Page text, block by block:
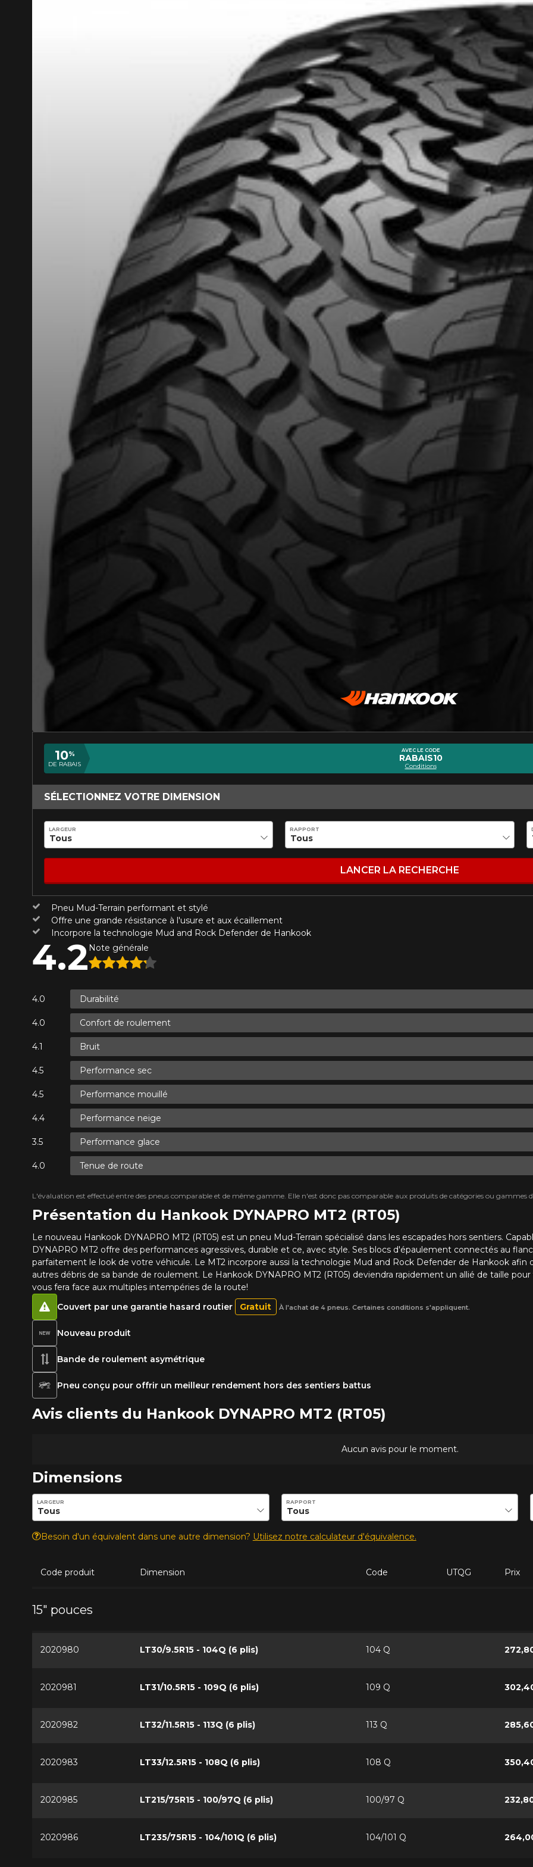
Pneu Mud-Terrain performant et stylé
Offre une grande résistance à l'usure et aux écaillement
Incorpore la technologie Mud and Rock Defender de Hankook
Présentation du Hankook DYNAPRO MT2 (RT05)
Le nouveau Hankook DYNAPRO MT2 (RT05) est un pneu Mud-Terrain spécialisé dans les escapades hors sentiers.
DYNAPRO MT2 offre des performances agressives, durable et ce, avec style. Ses blocs d'épaulement connectés au
parfaitement le look de votre véhicule. Le MT2 incorpore aussi la technologie Mud and Rock Defender de Hankook
autres débris de sa bande de roulement. Le Hankook DYNAPRO MT2 (RT05) deviendra rapidement un allié de taille
vous fera face aux multiples intempéries de la route!
10%
DE RABAIS
AVEC LE CODE
RABAIS10
Conditions
SÉLECTIONNEZ VOTRE DIMENSION
LARGEUR RAPPORT
LANCER LA RECHERCHE
4.2 Note générale
Durabilité
Confort de roulement
Bruit
Performance sec
Performance mouillé
Performance neige
Performance glace
Tenue de route
L'évaluation est effectué entre des pneus comparable et de même gamme. Elle n'est donc pas comparable aux produits de catégories ou gammes
Nouveau produit
Bande de roulement asymétrique
Couvert par une garantie hasard routier Gratuit À l'achat de 4 pneus. Certaines conditions s'appliquent.
Pneu conçu pour offrir un meilleur rendement hors des sentiers battus
Avis clients du Hankook DYNAPRO MT2 (RT05)
Aucun avis pour le moment.
Dimensions
Entrez les dimensions souhaitées pour vérifier la disponibilité de ce produit.
LARGEUR RAPPORT
Besoin d'un équivalent dans une autre dimension? Utilisez notre calculateur d'équivalence.
Code produit Dimension Code UTQG Prix
15" pouces
2020980 LT30/9.5R15 - 104Q (6 plis) 104 Q
2020981 LT31/10.5R15 - 109Q (6 plis) 109 Q
2020982 LT32/11.5R15 - 113Q (6 plis) 113 Q
2020983 LT33/12.5R15 - 108Q (6 plis) 108 Q
2020985 LT215/75R15 - 100/97Q (6 plis) 100/97 Q
2020986 LT235/75R15 - 104/101Q (6 plis) 104/101 Q
CODE PROMO KUMHO12
Votre avis concernant le DYNAPRO MT2 (RT05)
Votre véhicule
Votre avis
Note
Que magasinez-vous?
*Attention cette dimension représente une possibilité d'équipement pour votre véhicule, vous devez vérifier